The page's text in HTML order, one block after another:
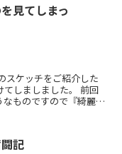
見てしまっ
ましました。 前回
ものですので『綺麗
記